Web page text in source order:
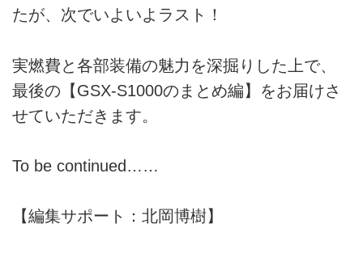
たが、次でいよいよラスト！
実燃費と各部装備の魅力を深掘りした上で、
最後の【GSX-S1000のまとめ編】をお届けさ
せていただきます。
To be continued……
【編集サポート：北岡博樹】